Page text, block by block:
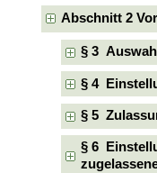
Abschnitt 2
§ 3
§ 4
§ 5
§ 6